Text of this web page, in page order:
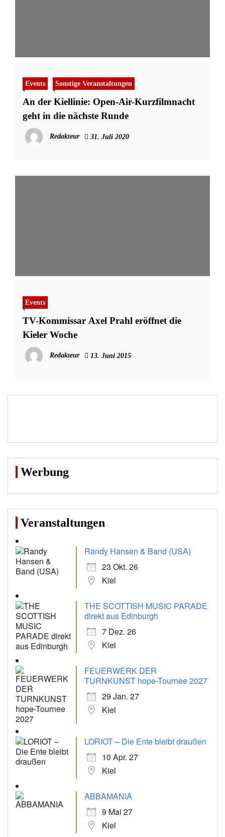
Events Sonstige Veranstaltungen
An der Kiellinie: Open-Air-Kurzfilmnacht
geht in die nächste Runde
Redakteur 31. Juli 2020
Events
TV-Kommissar Axel Prahl eröffnet die
Kieler Woche
Redakteur 13. Juni 2015
Werbung
Veranstaltungen
Randy Hansen & Band (USA)
23 Okt. 26
Kiel
THE SCOTTISH MUSIC PARADE
direkt aus Edinburgh
7 Dez. 26
Kiel
FEUERWERK DER
TURNKUNST hope-Tournee 2027
29 Jan. 27
Kiel
LORIOT – Die Ente bleibt draußen
10 Apr. 27
Kiel
ABBAMANIA
9 Mai 27
Kiel